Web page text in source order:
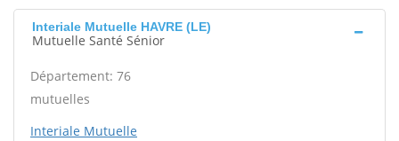
Interiale Mutuelle HAVRE (LE)
Mutuelle Santé Sénior
Département: 76
mutuelles
Interiale Mutuelle